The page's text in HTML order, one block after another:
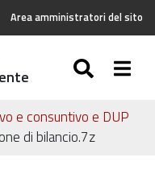
Area amministratori del sito
e consuntivo e DUP
di bilancio.7z